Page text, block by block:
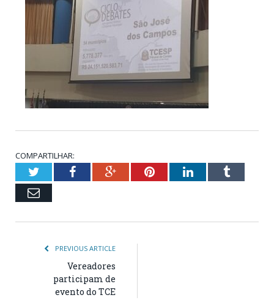
COMPARTILHAR:
TwitterFacebookGoogle+PinterestLinkedInTumblr
Email
PREVIOUS ARTICLE
Vereadores
participam de
evento do TCE